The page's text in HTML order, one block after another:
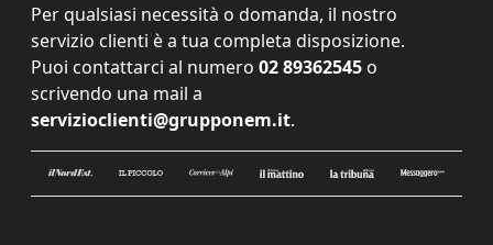
Per qualsiasi necessità o domanda, il nostro
servizio clienti è a tua completa disposizione.
Puoi contattarci al numero 02 89362545 o
scrivendo una mail a
servizioclienti@grupponem.it.